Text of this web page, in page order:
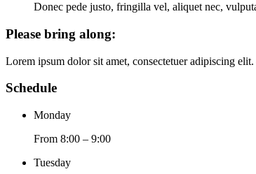
Donec pede justo, fringilla vel, aliquet nec,
Please bring along:
Lorem ipsum dolor sit amet, consectetuer adipiscing
Schedule
Monday
From 8:00 – 9:00
Tuesday